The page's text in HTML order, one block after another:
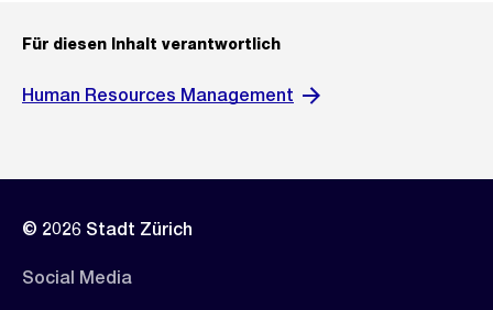
Für diesen Inhalt verantwortlich
Human Resources Management
© 2026 Stadt Zürich
Social Media